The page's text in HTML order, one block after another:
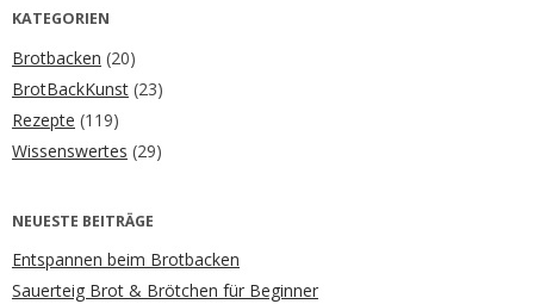
KATEGORIEN
Brotbacken (20)
BrotBackKunst (23)
Rezepte (119)
Wissenswertes (29)
NEUESTE BEITRÄGE
Entspannen beim Brotbacken
Sauerteig Brot & Brötchen für Beginner